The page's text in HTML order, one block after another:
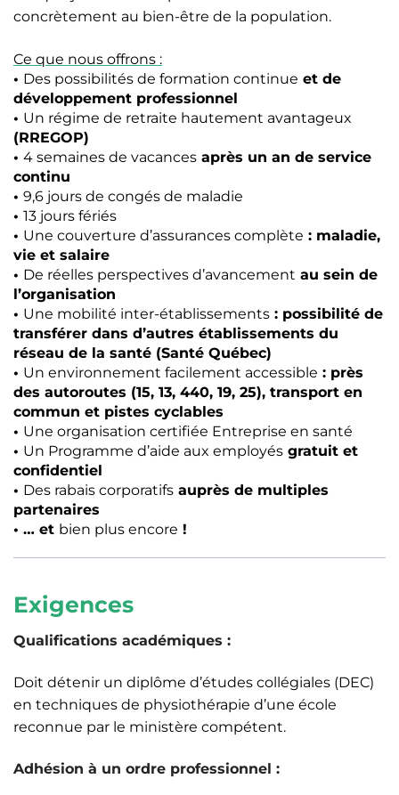
concrètement au bien-être de la population.
Ce que nous offrons :
• Des possibilités de formation continue et de
développement professionnel
• Un régime de retraite hautement avantageux
(RREGOP)
• 4 semaines de vacances après un an de service
continu
• 9,6 jours de congés de maladie
• 13 jours fériés
• Une couverture d’assurances complète : maladie,
vie et salaire
• De réelles perspectives d’avancement au sein de
l’organisation
• Une mobilité inter-établissements : possibilité de
transférer dans d’autres établissements du
réseau de la santé (Santé Québec)
• Un environnement facilement accessible : près
des autoroutes (15, 13, 440, 19, 25), transport en
commun et pistes cyclables
• Une organisation certifiée Entreprise en santé
• Un Programme d’aide aux employés gratuit et
confidentiel
• Des rabais corporatifs auprès de multiples
partenaires
• … et bien plus encore !
Exigences
Qualifications académiques :
Doit détenir un diplôme d’études collégiales (DEC)
en techniques de physiothérapie d’une école
reconnue par le ministère compétent.
Adhésion à un ordre professionnel :